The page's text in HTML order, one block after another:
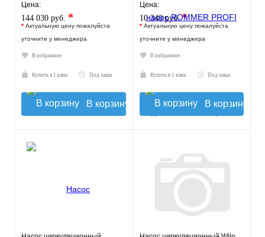
Цена:
144 030 руб. *
* Актуальную цену пожалуйста
уточните у менеджера
В избранное
Купить в 1 клик Под заказ
В корзину
Цена:
10 340 руб.*
* Актуальную цену пожалуйста
уточните у менеджера
В избранное
Купить в 1 клик Под заказ
В корзину